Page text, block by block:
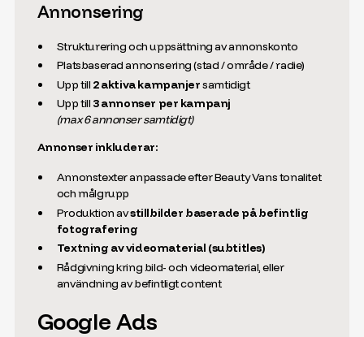
Annonsering
Strukturering och uppsättning av annonskonto
Platsbaserad annonsering (stad / område / radie)
Upp till 2 aktiva kampanjersamtidigt
Upp till3 annonser per kampanj
(max 6 annonser samtidigt)
Annonser inkluderar:
Annonstexter anpassade efter Beauty Vans tonalitet
och målgrupp
Produktion avstillbilder baserade på befintlig
fotografering
Textning av videomaterial (subtitles)
Rådgivning kring bild- och videomaterial, eller
användning av befintligt content
Google Ads